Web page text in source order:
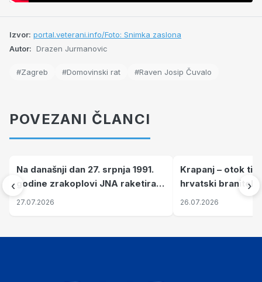
Izvor: portal.veterani.info/Foto: Snimka zaslona
Autor: Drazen Jurmanovic
#Zagreb #Domovinski rat #Raven Josip Čuvalo
POVEZANI ČLANCI
‹
Na današnji dan 27. srpnja 1991.
godine zrakoplovi JNA raketirali
su vojarnu i obučni centar "Nikola
27.07.2026
Krapanj – otok
hrvatski branitelji
pronalaze mir
26.07.2026
›